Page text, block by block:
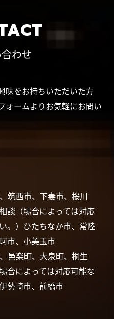
わせ
味をお持ちいただいた方
ォームよりお気軽にお問い
筑西市、下妻市、桜川
談（場合によっては対応
。）ひたちなか市、常陸
市、小美玉市
邑楽町、大泉町、桐生
合によっては対応可能な
勢崎市、前橋市